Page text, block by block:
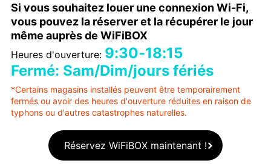
Si vous souhaitez louer une connexion Wi-Fi,
vous pouvez la réserver et la récupérer le jour
même auprès de WiFiBOX
Heures d'ouverture: 9:30-18:15
Fermé: Sam/Dim/jours fériés
*Certains magasins installés peuvent être temporairement
fermés ou avoir des heures d'ouverture réduites en raison de
typhons ou d'autres catastrophes naturelles.
Réservez WiFiBOX maintenant !